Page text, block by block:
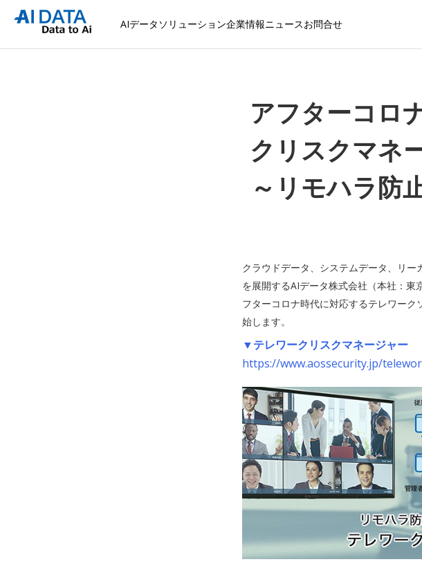
AIデータソリューション企業情報ニュースお問合せ
アフターコロ
クリスクマネ
～リモハラ防
クラウドデータ、システムデータ、リ
を展開するAIデータ株式会社（本社：
フターコロナ時代に対応するテレワー
始します。
▼テレワークリスクマネージャー
https://www.aossecurity.jp/